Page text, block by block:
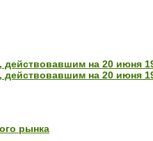
на 20 июня
на 20 июня
рынка